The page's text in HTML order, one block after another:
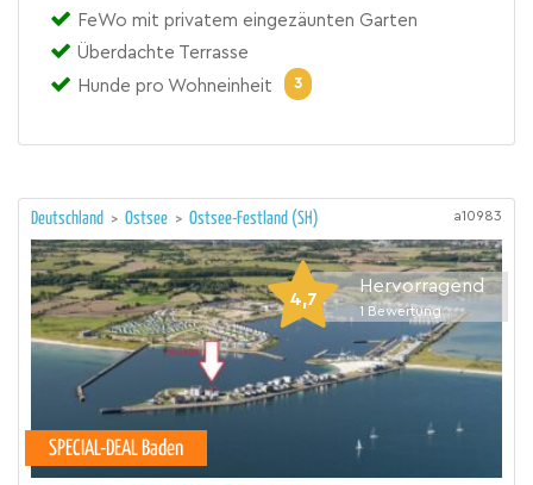
FeWo mit privatem eingezäunten Garten
Überdachte Terrasse
Hunde pro Wohneinheit
3
Deutschland > Ostsee > Ostsee-Festland (SH) a10983
4,7
Hervorragend
1 Bewertung
SPECIAL-DEAL Baden